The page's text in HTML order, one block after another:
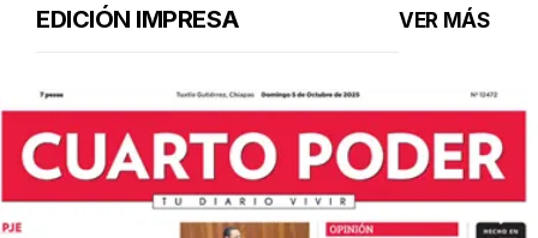
EDICIÓN IMPRESA VER MÁS